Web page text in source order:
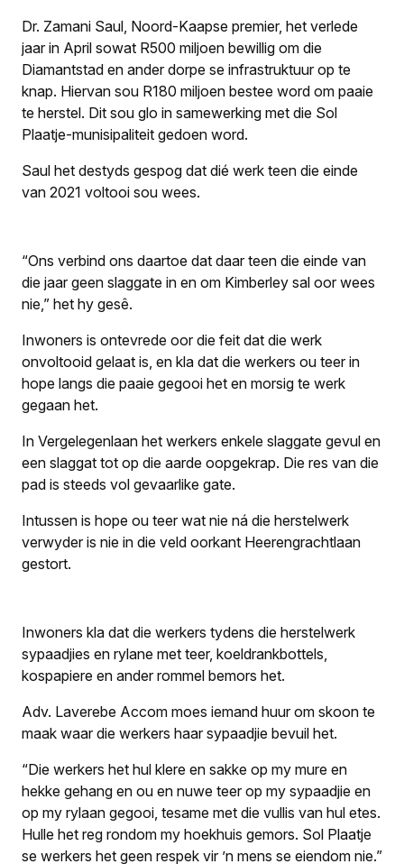
Dr. Zamani Saul, Noord-Kaapse premier, het verlede
jaar in April sowat R500 miljoen bewillig om die
Diamantstad en ander dorpe se infrastruktuur op te
knap. Hiervan sou R180 miljoen bestee word om paaie
te herstel. Dit sou glo in samewerking met die Sol
Plaatje-munisipaliteit gedoen word.
Saul het destyds gespog dat dié werk teen die einde
van 2021 voltooi sou wees.
“Ons verbind ons daartoe dat daar teen die einde van
die jaar geen slaggate in en om Kimberley sal oor wees
nie,” het hy gesê.
Inwoners is ontevrede oor die feit dat die werk
onvoltooid gelaat is, en kla dat die werkers ou teer in
hope langs die paaie gegooi het en morsig te werk
gegaan het.
In Vergelegenlaan het werkers enkele slaggate gevul en
een slaggat tot op die aarde oopgekrap. Die res van die
pad is steeds vol gevaarlike gate.
Intussen is hope ou teer wat nie ná die herstelwerk
verwyder is nie in die veld oorkant Heerengrachtlaan
gestort.
Inwoners kla dat die werkers tydens die herstelwerk
sypaadjies en rylane met teer, koeldrankbottels,
kospapiere en ander rommel bemors het.
Adv. Laverebe Accom moes iemand huur om skoon te
maak waar die werkers haar sypaadjie bevuil het.
“Die werkers het hul klere en sakke op my mure en
hekke gehang en ou en nuwe teer op my sypaadjie en
op my rylaan gegooi, tesame met die vullis van hul etes.
Hulle het reg rondom my hoekhuis gemors. Sol Plaatje
se werkers het geen respek vir ’n mens se eiendom nie.”